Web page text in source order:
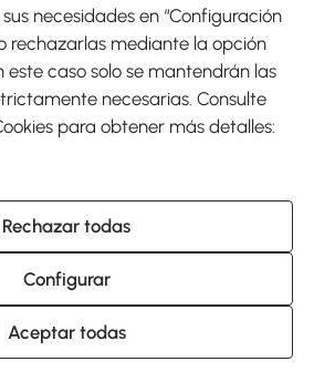
App
Google Play
45 12 (L-V de 8:30 a 17:30h)
Els Hostalets de Balenyà (Barcelona),
España
AOSOM, S.L (NIF: B66295775) Todos los
necesidades en “Configuración
rechazarlas mediante la opción
este caso solo se mantendrán las
necesarias. Consulte
para obtener más detalles:
Rechazar todas
Configurar
Aceptar todas